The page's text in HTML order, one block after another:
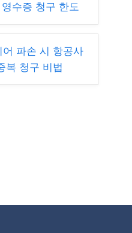
수증 청구 한도
파손 시 항공사
복 청구 비법